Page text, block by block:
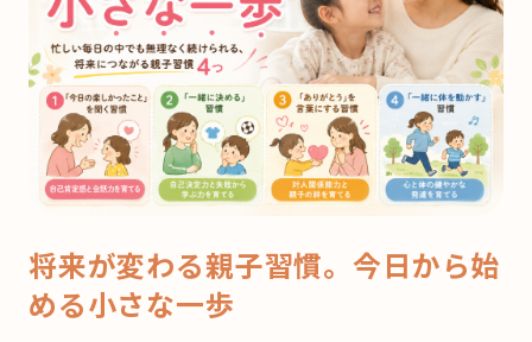
将来が変わる親子習慣。今日から始
める小さな一歩